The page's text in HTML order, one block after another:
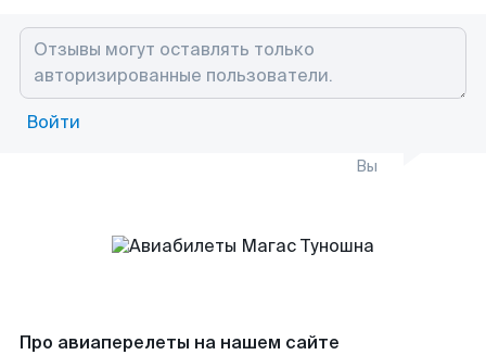
Войти
Вы
Про авиаперелеты на нашем сайте